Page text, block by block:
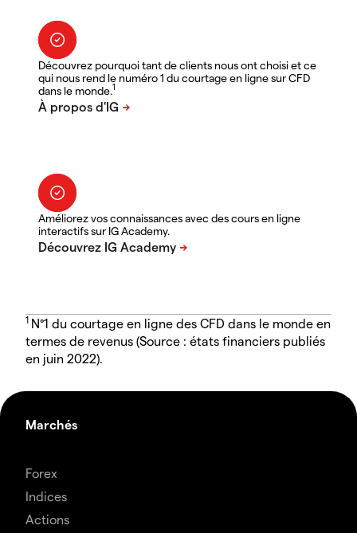
Découvrez pourquoi tant de clients nous ont choisi et ce
qui nous rend le numéro 1 du courtage en ligne sur CFD
dans le monde.1
Améliorez vos connaissances avec des cours en ligne
interactifs sur IG Academy.
1 N°1 du courtage en ligne des CFD dans le monde en
termes de revenus (Source : états financiers publiés
en juin 2022).
Marchés
Forex
Indices
Actions